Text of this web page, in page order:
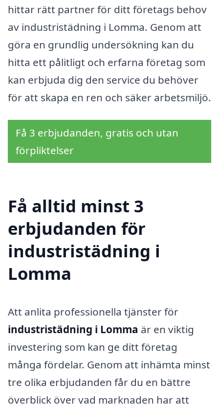
hittar rätt partner för ditt företags behov
av industristädning i Lomma. Genom att
göra en grundlig undersökning kan du
hitta ett pålitligt och erfarna företag som
kan erbjuda dig den service du behöver
för att skapa en ren och säker arbetsmiljö.
Få 3 erbjudanden, gratis och utan
förpliktelser
Få alltid minst 3
erbjudanden för
industristädning i
Lomma
Att anlita professionella tjänster för
industristädning i Lomma är en viktig
investering som kan ge ditt företag
många fördelar. Genom att inhämta minst
tre olika erbjudanden får du en bättre
överblick över vad marknaden har att